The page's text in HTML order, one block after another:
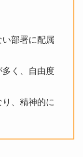
い部署に配属
多く、自由度
り、精神的に